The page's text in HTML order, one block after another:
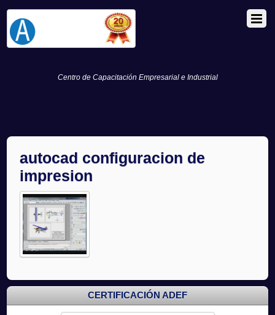
Centro de Capacitación Empresarial e Industrial
autocad configuracion de
impresion
CERTIFICACIÓN ADEF